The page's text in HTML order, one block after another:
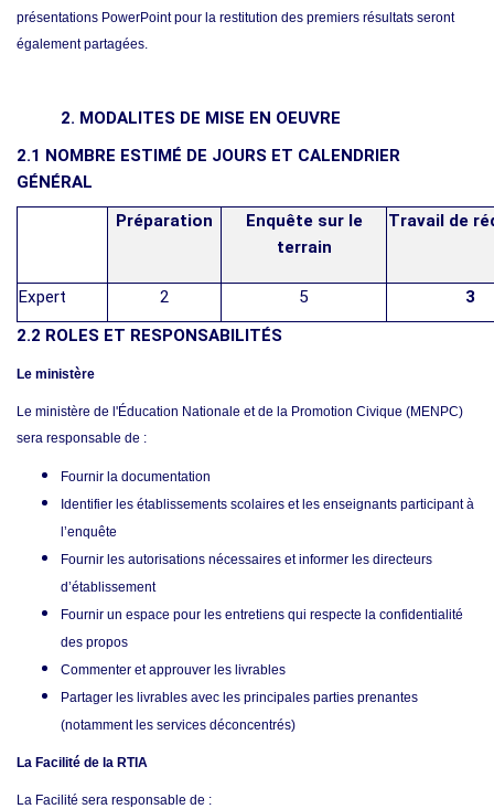
présentations PowerPoint pour la restitution des premiers résultats seront
également partagées.
2. MODALITES DE MISE EN OEUVRE
2.1 NOMBRE ESTIMÉ DE JOURS ET CALENDRIER
GÉNÉRAL
Préparation
Enquête sur le
terrain
Travail de
Expert 2 5
3
2.2 ROLES ET RESPONSABILITÉS
Le ministère
Le ministère de l'Éducation Nationale et de la Promotion Civique (MENPC)
sera responsable de :
Fournir la documentation
Identifier les établissements scolaires et les enseignants participant à
l’enquête
Fournir les autorisations nécessaires et informer les directeurs
d’établissement
Fournir un espace pour les entretiens qui respecte la confidentialité
des propos
Commenter et approuver les livrables
Partager les livrables avec les principales parties prenantes
(notamment les services déconcentrés)
La Facilité de la RTIA
La Facilité sera responsable de :